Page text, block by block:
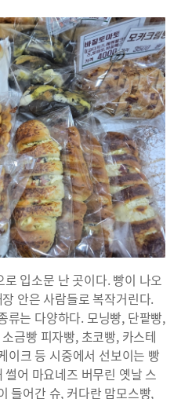
입소문 난 곳이다. 빵이 나오
안은 사람들로 복작거린다.
류는 다양하다. 모닝빵, 단팥빵,
금빵 피자빵, 초코빵, 카스테
이크 등 시중에서 선보이는 빵
어 마요네즈 버무린 옛날 스
들어간 슈, 커다란 맘모스빵,